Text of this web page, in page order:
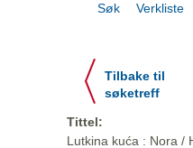
Søk Verkliste
Tilbake til
søketreff
Tittel:
Lutkina kuća : Nora /